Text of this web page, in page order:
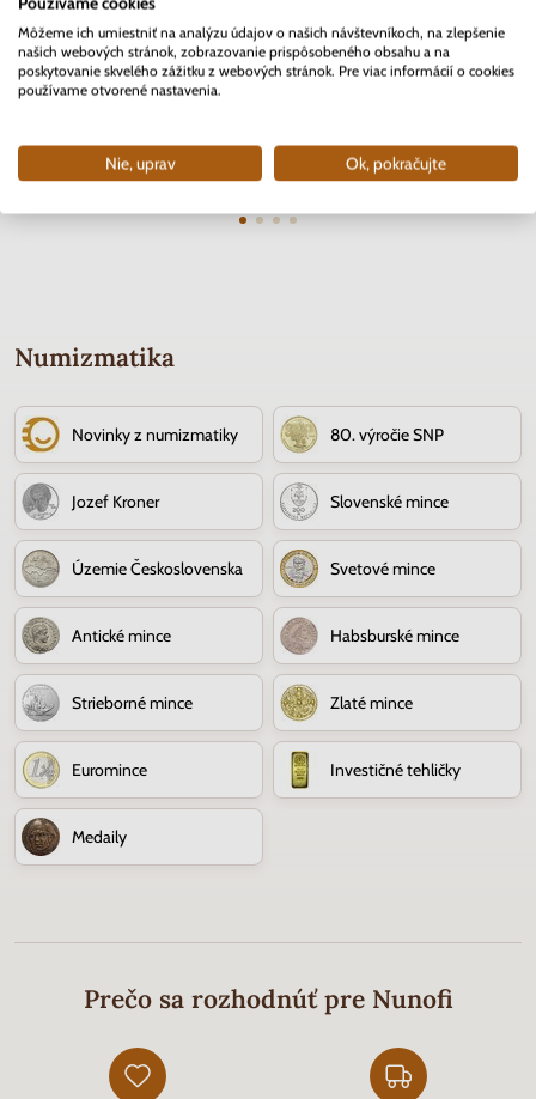
2 EURO Slovensko 2012 - 10.
rokov Euro meny
3.70 €
2 EURO Belgicko 2017 -
10.90 €
Séria
Numizmatika
Novinky z numizmatiky 80. výročie SNP
Jozef Kroner Slovenské mince
Územie Československa Svetové mince
Antické mince Habsburské mince
Strieborné mince Zlaté mince
Euromince Investičné tehličky
Medaily
Prečo sa rozhodnúť pre Nunofi
Môžeme ich umiestniť na analýzu údajov o našich návštevníkoch, na zlepšenie
našich webových stránok, zobrazovanie prispôsobeného obsahu a na
poskytovanie skvelého zážitku z webových stránok. Pre viac informácií o cookies
používame otvorené nastavenia.
Nie, uprav Ok, pokračujte